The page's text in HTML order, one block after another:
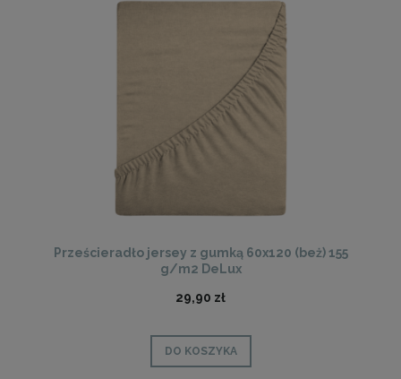
Prześcieradło jersey z gumką 60x120 (beż) 155
g/m2 DeLux
29,90 zł
DO KOSZYKA